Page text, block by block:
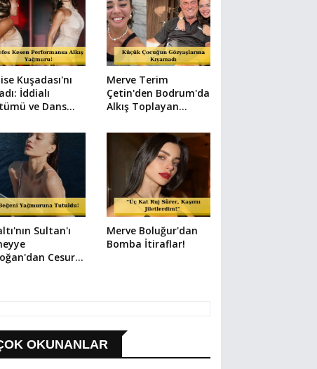
Kuşadası'nı
İddialı
ve Dans
Merve Terim
Çetin'den Bodrum'da
Alkış Toplayan
Denize Atladı!
Sultan'ı
Cesur
Merve Boluğur'dan
Bomba İtiraflar!
OKUNANLAR